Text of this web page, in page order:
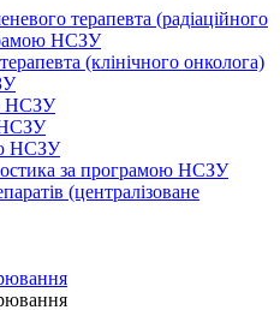
терапевта (радіаційного
НСЗУ
(клінічного онколога)
НСЗУ
НСЗУ
за програмою НСЗУ
(централізоване